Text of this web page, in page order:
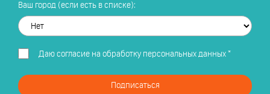
Ваш город (если есть в списке):
Даю согласие на обработку персональных данных*
Подписаться